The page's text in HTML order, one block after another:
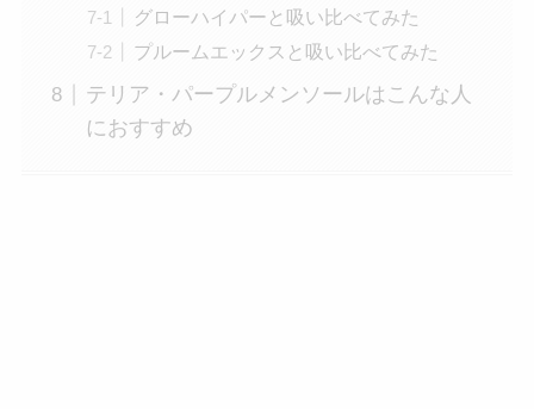
グローハイパーと吸い比べてみた
プルームエックスと吸い比べてみた
テリア・パープルメンソールはこんな人
におすすめ